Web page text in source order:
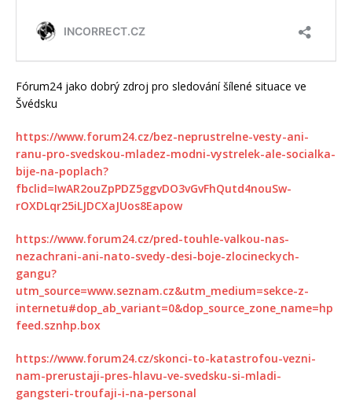
Fórum24 jako dobrý zdroj pro sledování šílené situace ve
Švédsku
https://www.forum24.cz/bez-neprustrelne-vesty-ani-
ranu-pro-svedskou-mladez-modni-vystrelek-ale-socialka-
bije-na-poplach?
fbclid=IwAR2ouZpPDZ5ggvDO3vGvFhQutd4nouSw-
rOXDLqr25iLJDCXaJUos8Eapow
https://www.forum24.cz/pred-touhle-valkou-nas-
nezachrani-ani-nato-svedy-desi-boje-zlocineckych-
gangu?
utm_source=www.seznam.cz&utm_medium=sekce-z-
internetu#dop_ab_variant=0&dop_source_zone_name=hp
feed.sznhp.box
https://www.forum24.cz/skonci-to-katastrofou-vezni-
nam-prerustaji-pres-hlavu-ve-svedsku-si-mladi-
gangsteri-troufaji-i-na-personal